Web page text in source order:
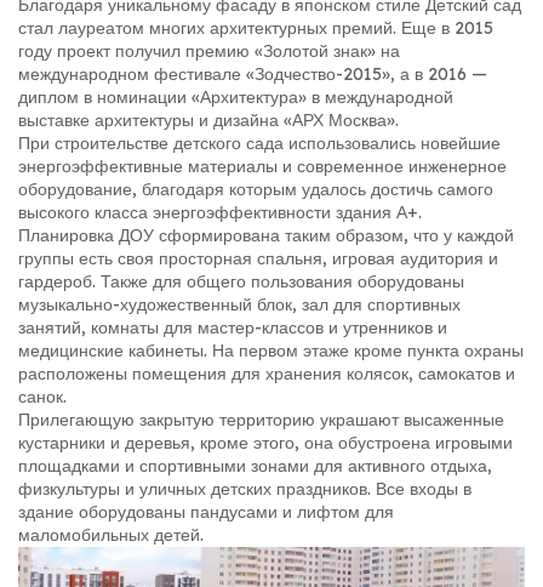
Благодаря уникальному фасаду в японском стиле Детский сад
стал лауреатом многих архитектурных премий. Еще в 2015
году проект получил премию «Золотой знак» на
международном фестивале «Зодчество-2015», а в 2016 —
диплом в номинации «Архитектура» в международной
выставке архитектуры и дизайна «АРХ Москва».
При строительстве детского сада использовались новейшие
энергоэффективные материалы и современное инженерное
оборудование, благодаря которым удалось достичь самого
высокого класса энергоэффективности здания А+.
Планировка ДОУ сформирована таким образом, что у каждой
группы есть своя просторная спальня, игровая аудитория и
гардероб. Также для общего пользования оборудованы
музыкально-художественный блок, зал для спортивных
занятий, комнаты для мастер-классов и утренников и
медицинские кабинеты. На первом этаже кроме пункта охраны
расположены помещения для хранения колясок, самокатов и
санок.
Прилегающую закрытую территорию украшают высаженные
кустарники и деревья, кроме этого, она обустроена игровыми
площадками и спортивными зонами для активного отдыха,
физкультуры и уличных детских праздников. Все входы в
здание оборудованы пандусами и лифтом для
маломобильных детей.